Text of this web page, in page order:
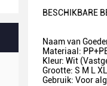
BESCHIKBARE
Naam van
Materiaal:
Kleur: Wit
Grootte: S M L XL
Gebruik: Voor